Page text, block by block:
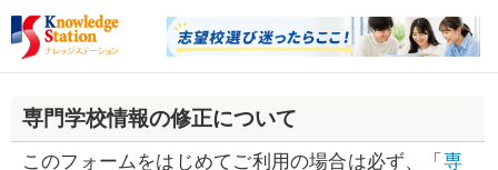
専門学校情報の修正について
このフォームをはじめてご利用の場合は必ず、「 専